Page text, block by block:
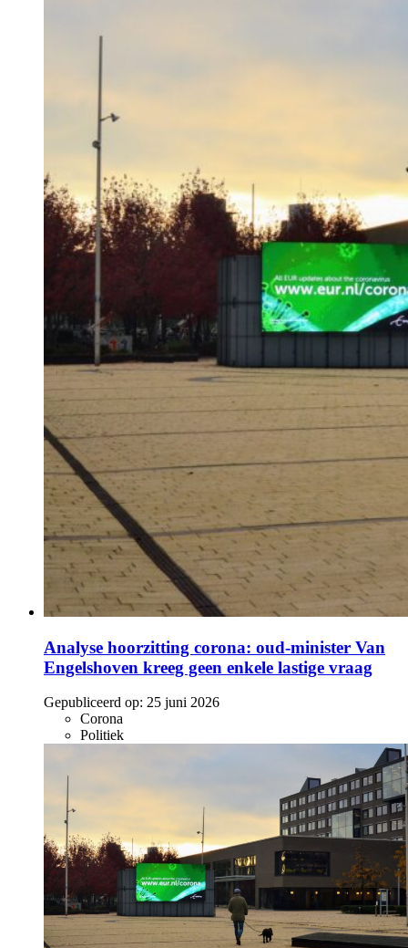
Analyse hoorzitting corona: oud-minister Van
Engelshoven kreeg geen enkele lastige vraag
Gepubliceerd op: 25 juni 2026
Corona
Politiek